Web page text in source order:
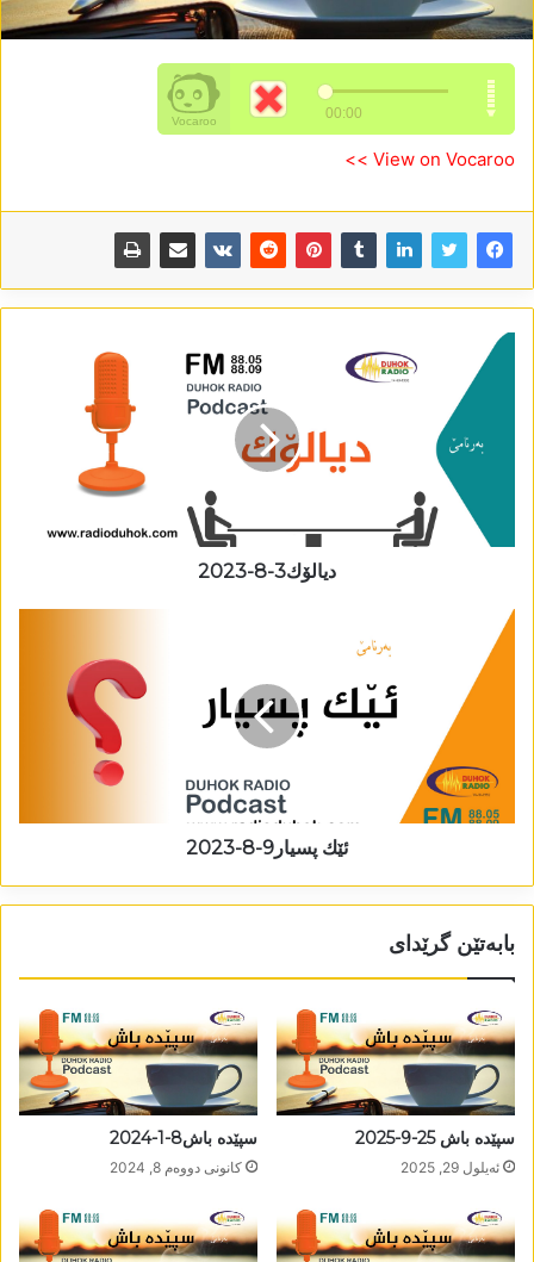
View on Vocaroo >>
دیالۆك3-8-2023
ئێك پسیار9-8-2023
بابەتێن گرێدای
سپێدە باش 25-9-2025
ئه‌یلول 29, 2025
سپێدە باش8-1-2024
كانونی دووه‌م 8, 2024